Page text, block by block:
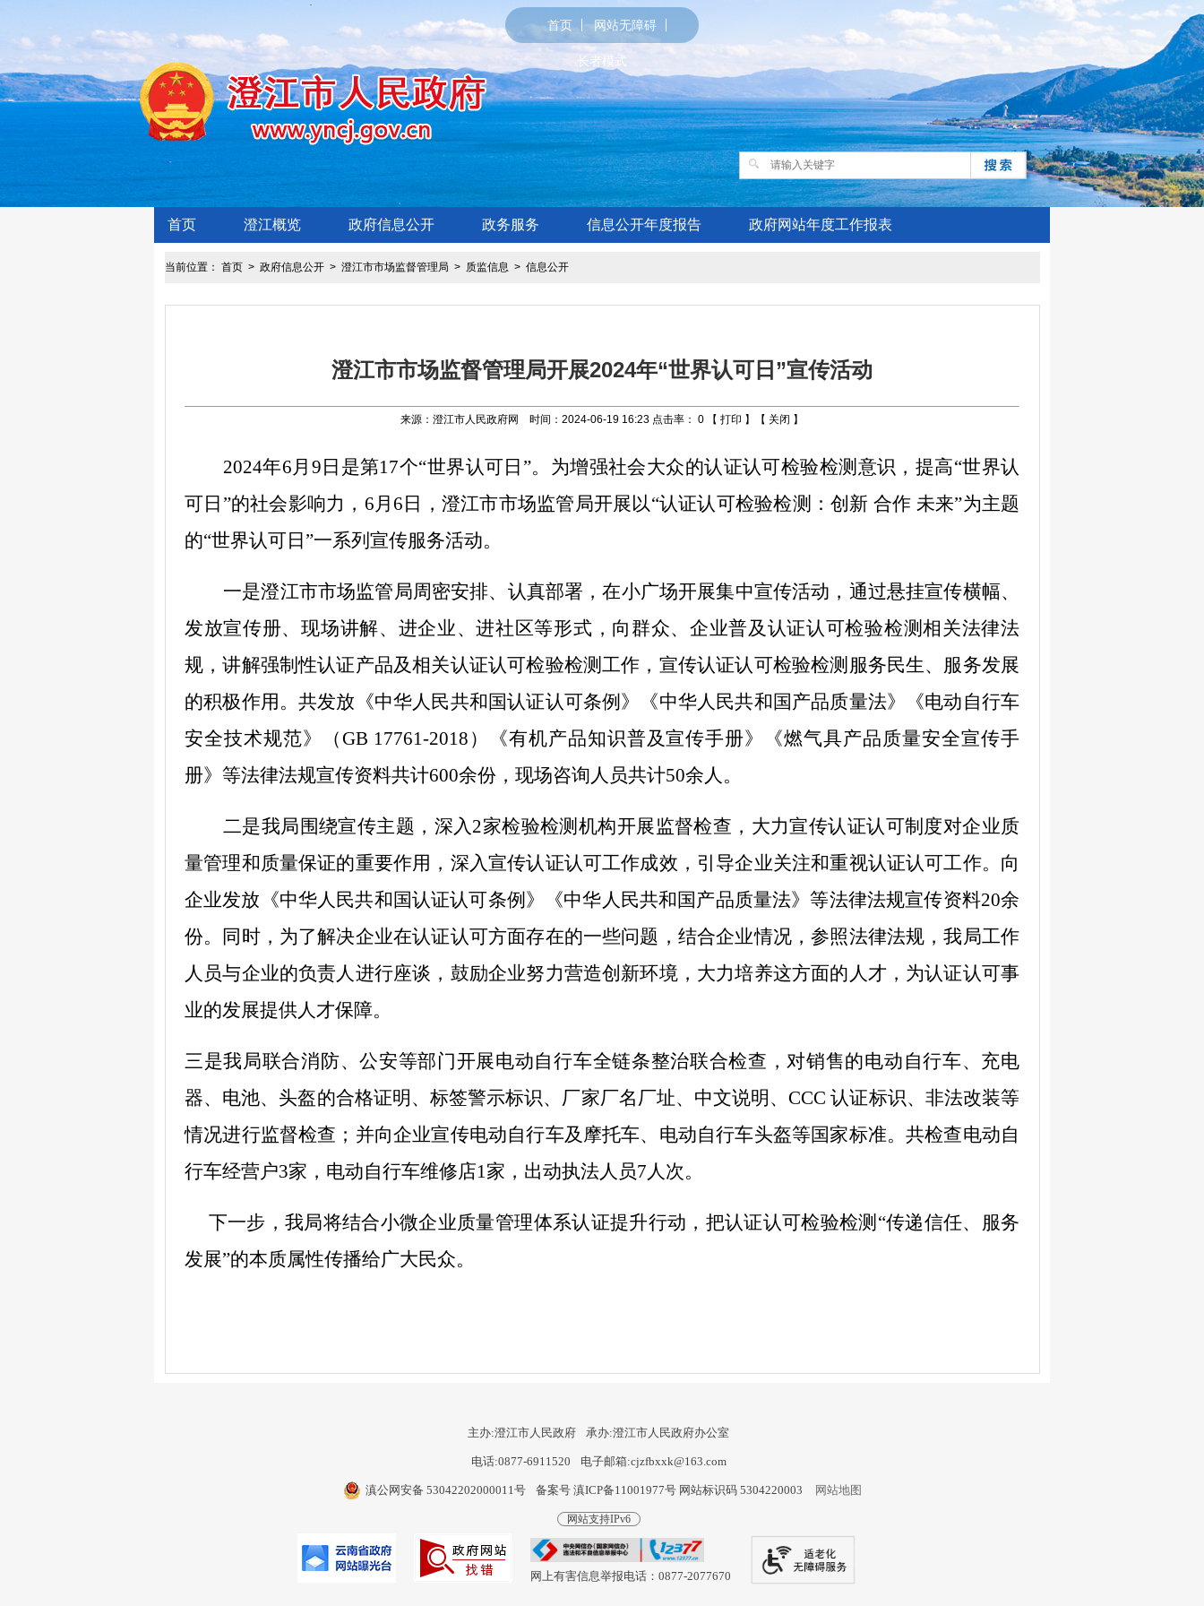
首页 网站无障碍
长者模式
首页 澄江概览 政府信息公开 政务服务 信息公开年度报告 政府网站年度工作报表
当前位置： 首页> 政府信息公开> 澄江市市场监督管理局 > 质监信息 > 信息公开
澄江市市场监督管理局开展2024年“世界认可日”宣传活动
来源：澄江市人民政府网 时间：2024-06-19 16:23 点击率： 0 【 打印 】【 关闭 】
2024年6月 9 日是第17个“世界认可日”。为增强社会大众的认证认可检验检测意识，提高“世界认
可日”的社会影响力， 6月 6 日，澄江市市场监管局开展以“认证认可检验检测：创新 合作 未来”为主题
的“世界认可日”一系列宣传服务活动。
一是澄江市市场监管局周密安排、认真部署，在小广场开展集中宣传活动 ，通过悬挂宣传横幅、
发放宣传册、现场讲解、进企业、进社区等形式，向群众、企业普及认证认可检验检测相关法律法
规，讲解强制性认证产品及相关认证认可检验检测工作，宣传认证认可检验检测服务民生、服务发展
的积极作用。共发放 《中华人民共和国认证认可条例》《中华人民共和国产品质量法》
《电动自行车
安全技术规范》
（GB 17761-2018）
《有机产品知识普及宣传手册》《燃气具产品质量安全宣传手
册》 等法律法规宣传资料共计600余份，现场咨询人员共计50余人 。
二是我局围绕宣传主题，深入2家检验检测机构开展监督检查，大力宣传认证认可制度对企业质
量管理和质量保证的重要作用，深入宣传认证认可工作成效，引导企业关注和重视认证认可工作。向
企业发放《中华人民共和国认证认可条例》《中华人民共和国产品质量法》等法律法规宣传资料20余
份。同时，为了解决企业在认证认可方面存在的一些问题，结合企业情况，参照法律法规，我局工作
人员与企业的负责人进行座谈，鼓励企业努力营造创新环境，大力培养这方面的人才，为认证认可事
业的发展提供人才保障。
三是我局联合消防、公安等部门开展电动自行车全链条整治联合检查，对销售的电动自行车、充电
器、电池、头盔的合格证明、标签警示标识、厂家厂名厂址、中文说明、CCC 认证标识、非法改装等
情况进行监督检查；并向企业宣传电动自行车及摩托车、电动自行车头盔等国家标准。共检查电动自
行车经营户3家，电动自行车维修店1家，出动执法人员7人次。
下一步，我局将结合小微企业质量管理体系认证提升行动，把认证认可检验检测 “传递信任、服务
发展”的本质属性传播给广大民众。
主办:澄江市人民政府 承办:澄江市人民政府办公室
电话:0877-6911520 电子邮箱:cjzfbxxk@163.com
滇公网安备 53042202000011号 备案号 滇ICP备11001977号网站标识码 5304220003 网站地图
网站支持IPv6
网上有害信息举报电话：0877-2077670